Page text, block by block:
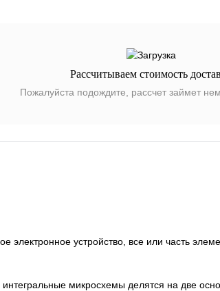
Рассчитываем стоимость
Пожалуйста подождите, рассчет займет
устройство, все или часть
микросхемы делятся на две